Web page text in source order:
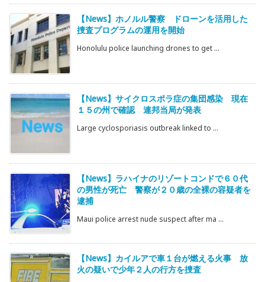
【News】ホノルル警察 ドローンを活用した
捜査プログラムの運用を開始
Honolulu police launching drones to get ...
【News】サイクロスポラ症の集団感染 現在
１５の州で確認 連邦当局が発表
Large cyclosporiasis outbreak linked to ...
【News】ラハイナのリゾートコンドで６０代
の男性が死亡 警察が２０歳の全裸の容疑者を
逮捕
Maui police arrest nude suspect after ma ...
【News】カイルアで車１台が燃える火事 放
火の疑いで少年２人の行方を捜査